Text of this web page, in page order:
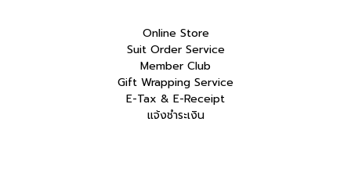
Online Store
Suit Order Service
Member Club
Gift Wrapping Service
E-Tax & E-Receipt
แจ้งชำระเงิน